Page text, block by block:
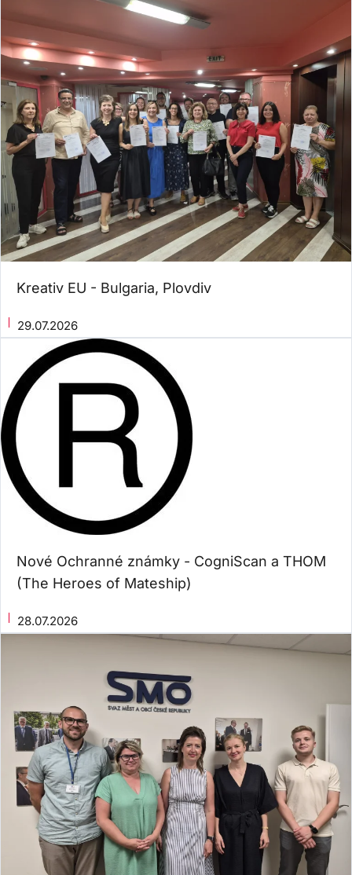
Kreativ EU - Bulgaria, Plovdiv
29.07.2026
Nové Ochranné známky - CogniScan a THOM
(The Heroes of Mateship)
28.07.2026